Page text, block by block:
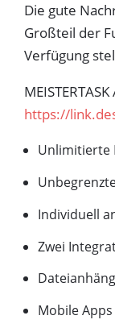
Die gute
Großteil der
Verfügung
MEISTERTASK
https://
Unlimitierte
Individuell
Zwei
Mobile Apps